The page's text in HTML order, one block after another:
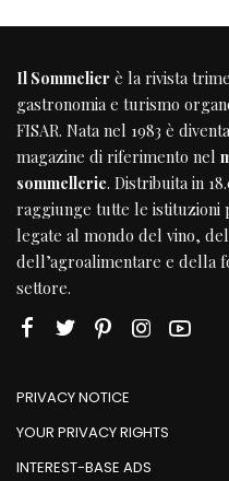
Il Sommelier è la rivista
gastronomia e turismo
FISAR. Nata nel 1983 è
magazine di riferimento nel
sommellerie. Distribuita in
raggiunge tutte le istituzioni
legate al mondo del vino,
dell’agroalimentare e della
settore.
PRIVACY NOTICE
YOUR PRIVACY RIGHTS
INTEREST-BASE ADS